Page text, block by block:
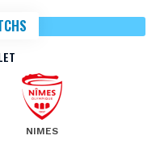
NIMES